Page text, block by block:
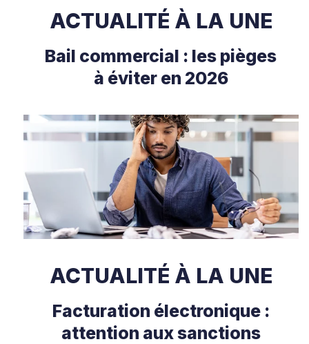
ACTUALITÉ À LA UNE
Bail commercial : les pièges
à éviter en 2026
ACTUALITÉ À LA UNE
Facturation électronique :
attention aux sanctions